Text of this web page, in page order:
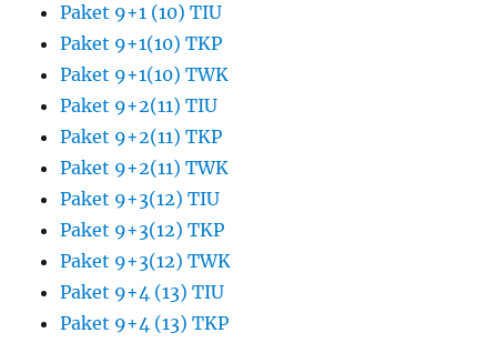
Paket 9+1 (10) TIU
Paket 9+1(10) TKP
Paket 9+1(10) TWK
Paket 9+2(11) TIU
Paket 9+2(11) TKP
Paket 9+2(11) TWK
Paket 9+3(12) TIU
Paket 9+3(12) TKP
Paket 9+3(12) TWK
Paket 9+4 (13) TIU
Paket 9+4 (13) TKP